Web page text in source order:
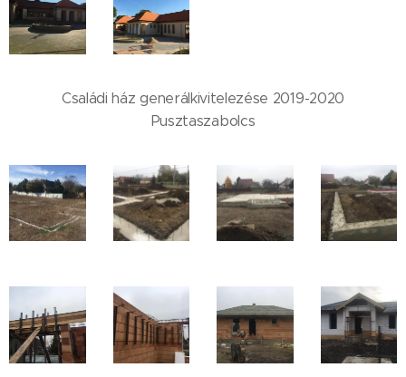
Családi ház generálkivitelezése 2019-2020
Pusztaszabolcs